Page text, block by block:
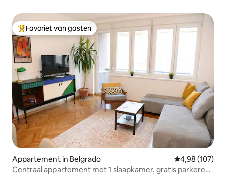
Topfavoriet van gasten
Favoriet van gasten
Appartement in Belgrado Gemiddelde
4,98 (107)
Centraal appartement met 1 slaapkamer, gratis parkeren